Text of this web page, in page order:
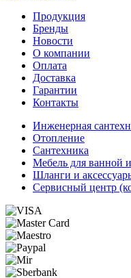
Продукция
Бренды
Новости
О компании
Оплата
Доставка
Гарантии
Контакты
Инженерная
Отопление
Сантехника
Мебель для ванной
Шланги и
Сервисный центр